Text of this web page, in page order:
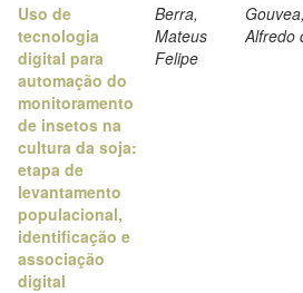
Uso de
tecnologia
digital para
automação do
monitoramento
de insetos na
cultura da soja:
etapa de
levantamento
populacional,
identificação e
associação
digital
Berra,
Mateus
Felipe
Alfredo